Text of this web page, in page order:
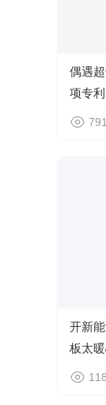
偶遇
项专利
开新
板太暖